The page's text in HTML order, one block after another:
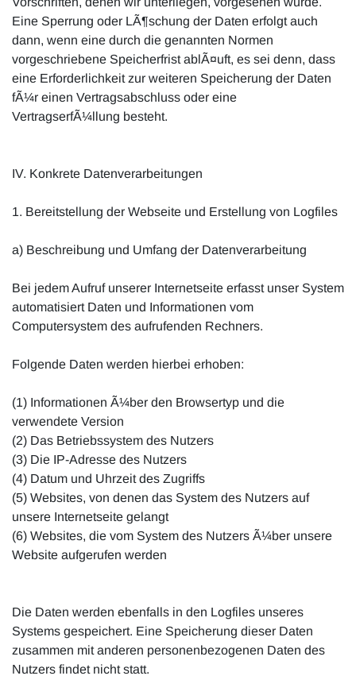
Eine Sperrung oder LÃ¶schung der Daten erfolgt auch
dann, wenn eine durch die genannten Normen
vorgeschriebene Speicherfrist ablÃ¤uft, es sei denn, dass
eine Erforderlichkeit zur weiteren Speicherung der Daten
fÃ¼r einen Vertragsabschluss oder eine
VertragserfÃ¼llung besteht.
IV. Konkrete Datenverarbeitungen
1. Bereitstellung der Webseite und Erstellung von Logfiles
a) Beschreibung und Umfang der Datenverarbeitung
Bei jedem Aufruf unserer Internetseite erfasst unser System
automatisiert Daten und Informationen vom
Computersystem des aufrufenden Rechners.
Folgende Daten werden hierbei erhoben:
(1) Informationen Ã¼ber den Browsertyp und die
verwendete Version
(2) Das Betriebssystem des Nutzers
(3) Die IP-Adresse des Nutzers
(4) Datum und Uhrzeit des Zugriffs
(5) Websites, von denen das System des Nutzers auf
unsere Internetseite gelangt
(6) Websites, die vom System des Nutzers Ã¼ber unsere
Website aufgerufen werden
Die Daten werden ebenfalls in den Logfiles unseres
Systems gespeichert. Eine Speicherung dieser Daten
zusammen mit anderen personenbezogenen Daten des
Nutzers findet nicht statt.